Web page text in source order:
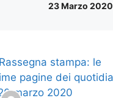
23 Marzo 2020